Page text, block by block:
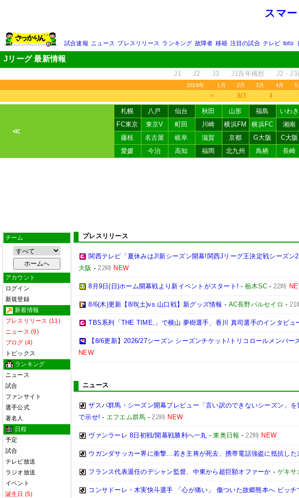
スマ
試合速報 ニュース プレスリリース ランキング 故障者 移籍 注目の試合 テレビ toto
Jリーグ 最新情報
J1 J2 J3 J1百年構想 J2・J3
2026年 1月 2月 3月 4月 5
＜ 8/3 4
≪
札幌 八戸 仙台 秋田 山形 福島 いわき
FC東京
東京V 町田 川崎 横浜FM 横浜FC 湘南
藤枝
名古屋 岐阜 滋賀 京都 G大阪 C大阪
愛媛
今治 高知 福岡 北九州 鳥栖 長崎
チーム
アカウント
ログイン
新規登録
新着情報
プレスリリース (11)
ニュース (9)
ブログ (4)
トピックス
ランキング
ニュース
試合
ファンサイト
選手公式
著名人
日程
予定
試合
テレビ放送
ラジオ放送
イベント
誕生日 (5)
プレスリリース
関西テレビ「夏休みはJ!新シーズン開幕!関西Jリーグ王決定戦シーズ
大阪 -22時 NEW
8月9日(日)ホーム開幕戦より新イベントがスタート! -栃木SC - 22時
8/6(木)更新【8/8(土)vs.山口戦】新グッズ情報 - AC長野パルセイロ - 21
TBS系列「THE TIME,」で横山 夢樹選手、香川 真司選手のインタビュ
【8/6更新】2026/27シーズン シーズンチケット/トリコロールメンバー
NEW
ニュース
ザスパ群馬・シーズン開幕プレビュー「言い訳のできないシーズン」
で示せ! - エフエム群馬 -22時 NEW
ヴァンラーレ 8日初戦/開幕戦勝利へ一丸 -東奥日報 -22時 NEW
ウガンダサッカー界に衝撃…若き主将が死去、携帯電話強盗に抵抗した
フランス代表退任のデシャン監督、中東から超巨額オファーか - ゲキサ
コンサドーレ・木実快斗選手 「心が痛い」 傷ついた故郷熊本へ ピッチ